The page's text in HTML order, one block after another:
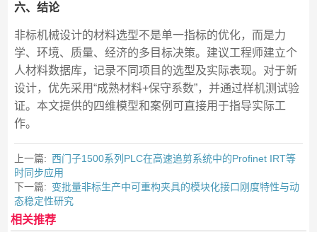
六、结论
非标机械设计的材料选型不是单一指标的优化，而是力
学、环境、质量、经济的多目标决策。建议工程师建立个
人材料数据库，记录不同项目的选型及实际表现。对于新
设计，优先采用“成熟材料+保守系数”，并通过样机测试验
证。本文提供的四维模型和案例可直接用于指导实际工
作。
上一篇: 西门子1500系列PLC在高速追剪系统中的Profinet IRT等
时同步应用
下一篇: 变批量非标生产中可重构夹具的模块化接口刚度特性与动
态稳定性研究
相关推荐